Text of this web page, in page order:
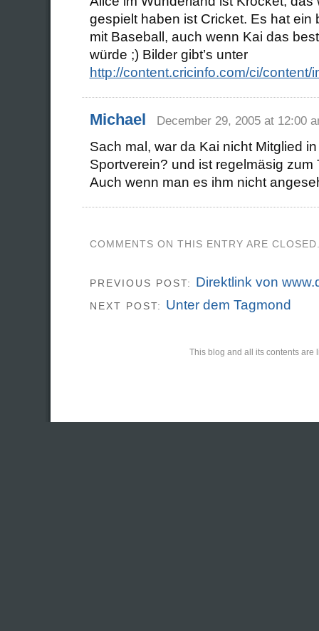
gespielt haben ist Cricket. Es hat ein
mit Baseball, auch wenn Kai das
würde ;) Bilder gibt’s unter
http://content.cricinfo.com/ci/content/
Michael December 29, 2005 at 12:00
Sach mal, war da Kai nicht Mitglied
Sportverein? und ist regelmäsig
Auch wenn man es ihm nicht
COMMENTS ON THIS ENTRY ARE
PREVIOUS POST: Direktlink von
NEXT POST: Unter dem Tagmond
This blog and all its contents are